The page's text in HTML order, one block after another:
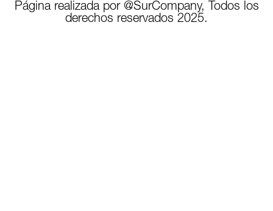
Página realizada por @SurCompany, Todos los
derechos reservados 2025.